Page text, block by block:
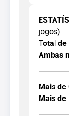
jogos)
Total de
Ambas
Mais de
Mais de